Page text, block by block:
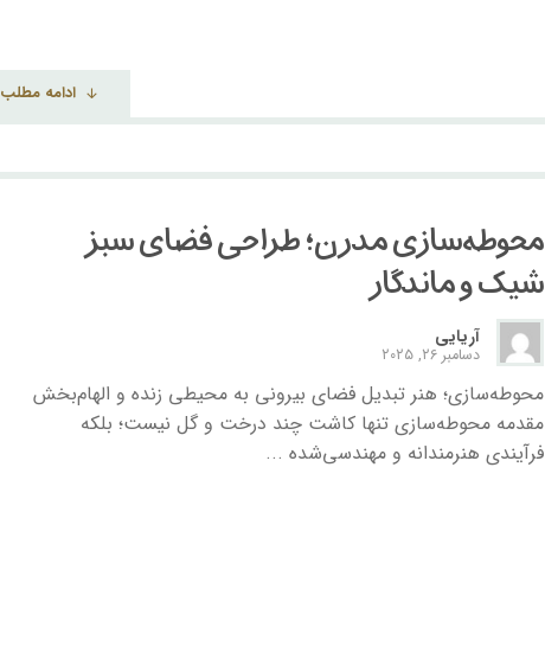
ادامه مطلب
محوطه‌سازی مدرن؛ طراحی فضای سبز
شیک و ماندگار
آریایی
دسامبر ۲۶, ۲۰۲۵
محوطه‌سازی؛ هنر تبدیل فضای بیرونی به محیطی زنده و الهام‌بخش
مقدمه محوطه‌سازی تنها کاشت چند درخت و گل نیست؛ بلکه
فرآیندی هنرمندانه و مهندسی‌شده ...